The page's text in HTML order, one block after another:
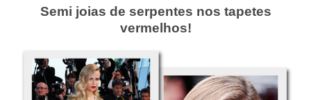
Semi joias de serpentes nos tapetes
vermelhos!